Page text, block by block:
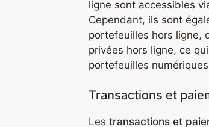
ligne sont accessibles
Cependant, ils sont
portefeuilles hors ligne,
privées hors ligne, ce
portefeuilles
Transactions et
Les transactions et